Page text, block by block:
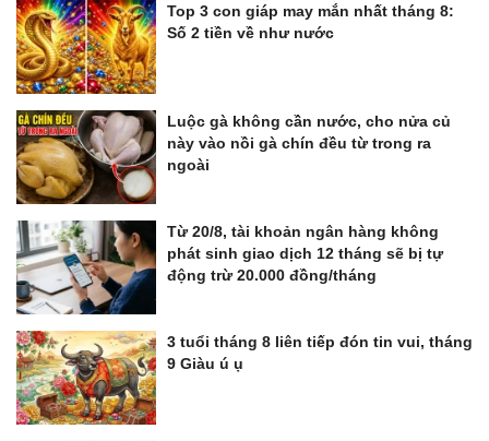
Top 3 con giáp may mắn nhất tháng 8:
Số 2 tiền về như nước
Luộc gà không cần nước, cho nửa củ
này vào nồi gà chín đều từ trong ra
ngoài
Từ 20/8, tài khoản ngân hàng không
phát sinh giao dịch 12 tháng sẽ bị tự
động trừ 20.000 đồng/tháng
3 tuổi tháng 8 liên tiếp đón tin vui, tháng
9 Giàu ú ụ